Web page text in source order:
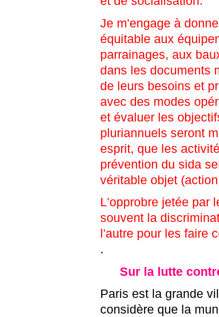
Je m'engage à
équitable aux
parrainages, aux
dans les documents
de leurs besoins et
avec des modes
et évaluer les
pluriannuels seront
esprit, que les
prévention du sida
véritable objet
L'opprobre jetée par
souvent la
l'autre pour les faire
.
Sur la lutte
Paris est la grande
considère que la